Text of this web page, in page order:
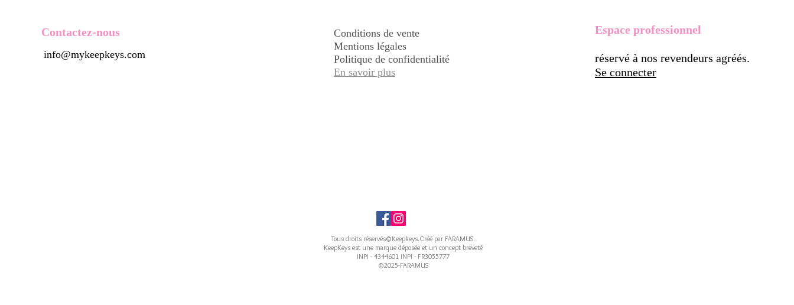
Contactez-nous
info@mykeepkeys.com
Conditions de vente
Mentions légales
Politique de confidentialité
En savoir plus
Espace professionnel
réservé à nos revendeurs agréés.
Se connecter
Tous droits réservés©Keepkeys.Créé par FARAMUS.
KeepKeys est une marque déposée et un concept breveté
INPI - 4344601 INPI - FR3055777
©2025-FARAMUS